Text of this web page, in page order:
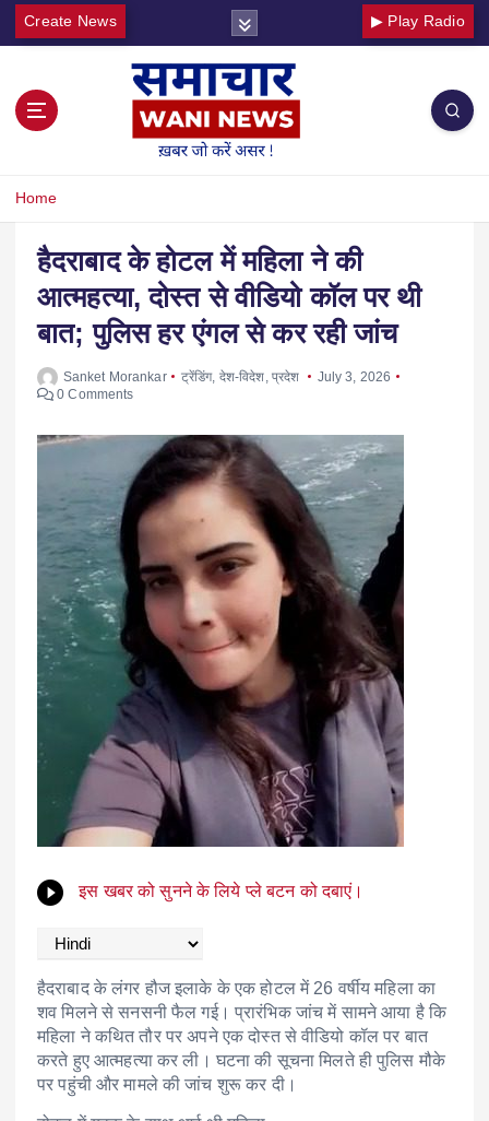
Create News ▶ Play Radio
Home
हैदराबाद के होटल में महिला ने की
आत्महत्या, दोस्त से वीडियो कॉल पर थी
बात; पुलिस हर एंगल से कर रही जांच
Sanket Morankar ट्रेंडिंग, देश-विदेश प्रदेश
July 3, 2026
0 Comments
इस खबर को सुनने के लिये प्ले बटन को दबाएं।
हैदराबाद के लंगर हौज इलाके के एक होटल में 26 वर्षीय महिला का
शव मिलने से सनसनी फैल गई। प्रारंभिक जांच में सामने आया है कि
महिला ने कथित तौर पर अपने एक दोस्त से वीडियो कॉल पर बात
करते हुए आत्महत्या कर ली। घटना की सूचना मिलते ही पुलिस मौके
पर पहुंची और मामले की जांच शुरू कर दी।